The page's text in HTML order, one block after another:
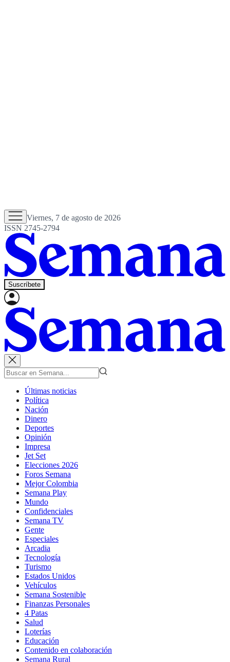
Viernes, 7 de agosto de 2026
ISSN 2745-2794
Suscríbete
Últimas noticias
Política
Nación
Dinero
Deportes
Opinión
Impresa
Jet Set
Elecciones 2026
Foros Semana
Mejor Colombia
Semana Play
Mundo
Confidenciales
Semana TV
Gente
Especiales
Arcadia
Tecnología
Turismo
Estados Unidos
Vehículos
Semana Sostenible
Finanzas Personales
4 Patas
Salud
Loterías
Educación
Contenido en colaboración
Semana Rural